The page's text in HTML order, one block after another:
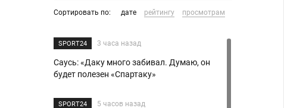
Сортировать по: дате рейтингу просмотрам
SPORT24 3 часа назад
Саусь: «Даку много забивал. Думаю, он
будет полезен «Спартаку»
SPORT24 5 часов назад